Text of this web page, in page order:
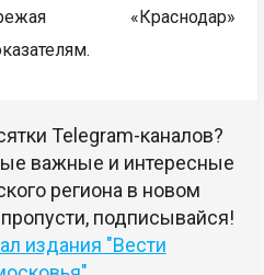
«Краснодар»
Telegram-каналов?
важные и интересные
региона в новом
подписывайся!
издания "Вести